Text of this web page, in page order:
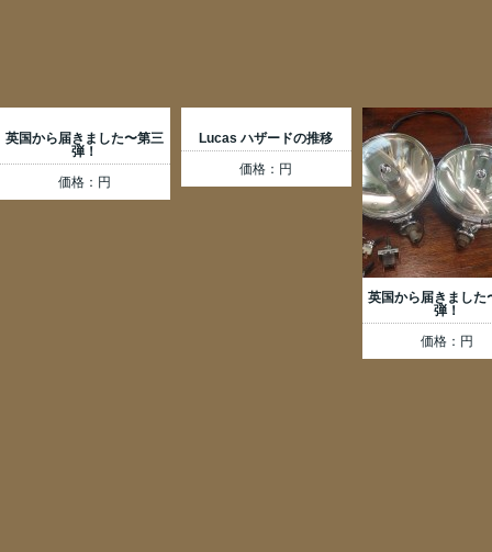
英国から届きました〜第三
弾！
価格：円
Lucas ハザードの推移
価格：円
英国から届きました
弾！
価格：円